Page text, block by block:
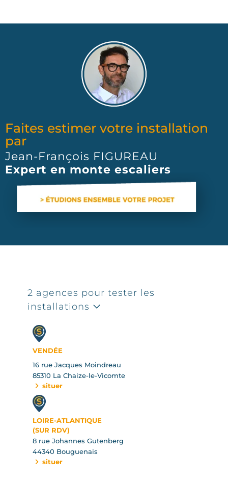
Faites estimer votre installation
par
Jean-François FIGUREAU
Expert en monte escaliers
2 agences pour tester les
installations
VENDÉE
16 rue Jacques Moindreau
85310 La Chaize-le-Vicomte
situer
LOIRE-ATLANTIQUE
(SUR RDV)
8 rue Johannes Gutenberg
44340 Bouguenais
situer